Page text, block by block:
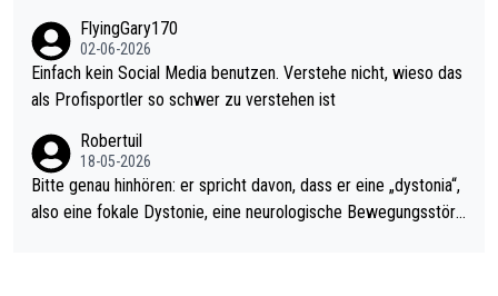
el hat.
s Leben in den Griff kriegen. Nur eins wundert mich: Luke Little
r war doch neulich erst derjenige, der über Social Media GvV p
rovoziert hat. Und Littlers Mutter schießt öfters mal gegen Ric
FlyingGary170
02-06-2026
Einfach kein Social Media benutzen. Verstehe nicht, wieso das
als Profisportler so schwer zu verstehen ist
Robertuil
18-05-2026
Bitte genau hinhören: er spricht davon, dass er eine „dystonia“,
also eine fokale Dystonie, eine neurologische Bewegungsstöru